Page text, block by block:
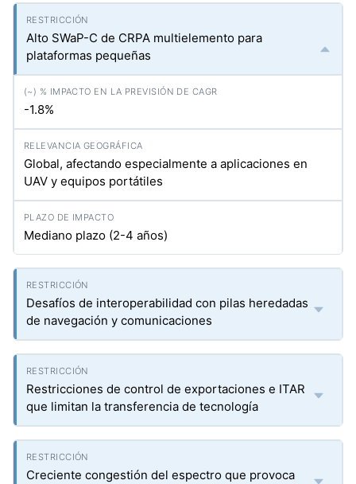
Alto SWaP-C de CRPA multielemento para
plataformas pequeñas
-1.8%
Global, afectando especialmente a aplicaciones en
UAV y equipos portátiles
Mediano plazo (2-4 años)
Desafíos de interoperabilidad con pilas heredadas
de navegación y comunicaciones
Restricciones de control de exportaciones e ITAR
que limitan la transferencia de tecnología
Creciente congestión del espectro que provoca